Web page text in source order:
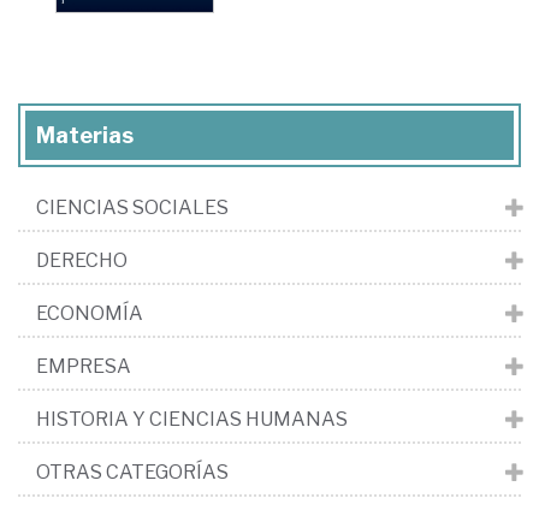
Materias
CIENCIAS SOCIALES
DERECHO
ECONOMÍA
EMPRESA
HISTORIA Y CIENCIAS HUMANAS
OTRAS CATEGORÍAS